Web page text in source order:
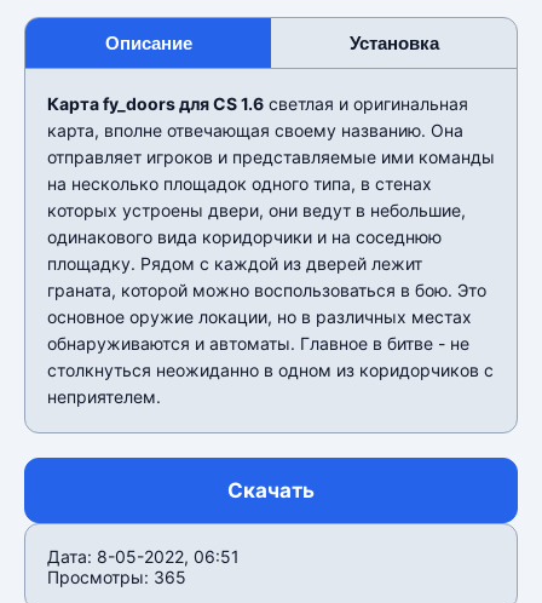
Описание Установка
Карта fy_doors для CS 1.6 светлая и оригинальная
карта, вполне отвечающая своему названию. Она
отправляет игроков и представляемые ими команды
на несколько площадок одного типа, в стенах
которых устроены двери, они ведут в небольшие,
одинакового вида коридорчики и на соседнюю
площадку. Рядом с каждой из дверей лежит
граната, которой можно воспользоваться в бою. Это
основное оружие локации, но в различных местах
обнаруживаются и автоматы. Главное в битве - не
столкнуться неожиданно в одном из коридорчиков с
неприятелем.
Скачать
Дата: 8-05-2022, 06:51
Просмотры: 365